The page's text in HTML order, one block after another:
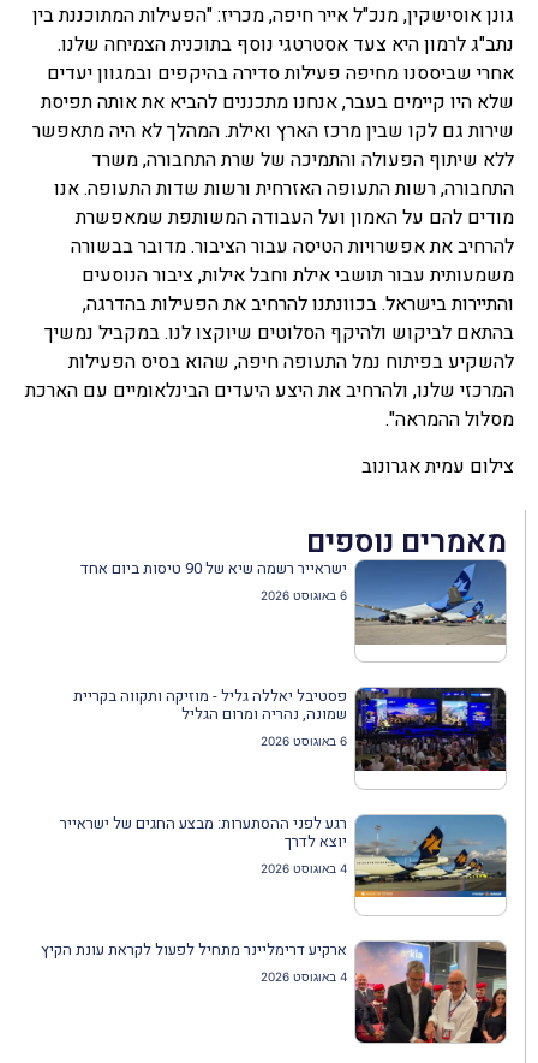
גונן אוסישקין, מנכ"ל אייר חיפה, מכריז: "הפעילות המתוכננת בין
נתב"ג לרמון היא צעד אסטרטגי נוסף בתוכנית הצמיחה שלנו.
אחרי שביססנו מחיפה פעילות סדירה בהיקפים ובמגוון יעדים
שלא היו קיימים בעבר, אנחנו מתכננים להביא את אותה תפיסת
שירות גם לקו שבין מרכז הארץ ואילת. המהלך לא היה מתאפשר
ללא שיתוף הפעולה והתמיכה של שרת התחבורה, משרד
התחבורה, רשות התעופה האזרחית ורשות שדות התעופה. אנו
מודים להם על האמון ועל העבודה המשותפת שמאפשרת
להרחיב את אפשרויות הטיסה עבור הציבור. מדובר בבשורה
משמעותית עבור תושבי אילת וחבל אילות, ציבור הנוסעים
והתיירות בישראל. בכוונתנו להרחיב את הפעילות בהדרגה,
בהתאם לביקוש ולהיקף הסלוטים שיוקצו לנו. במקביל נמשיך
להשקיע בפיתוח נמל התעופה חיפה, שהוא בסיס הפעילות
המרכזי שלנו, ולהרחיב את היצע היעדים הבינלאומיים עם הארכת
מסלול ההמראה".
צילום עמית אגרונוב
מאמרים נוספים
ישראייר רשמה שיא של 90 טיסות ביום אחד
6 באוגוסט 2026
פסטיבל יאללה גליל - מוזיקה ותקווה בקריית
שמונה, נהריה ומרום הגליל
6 באוגוסט 2026
רגע לפני ההסתערות: מבצע החגים של ישראייר
יוצא לדרך
4 באוגוסט 2026
ארקיע דרימליינר מתחיל לפעול לקראת עונת הקיץ
4 באוגוסט 2026